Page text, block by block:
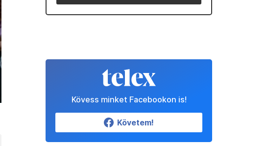
Kövess minket Facebookon is!
Követem!